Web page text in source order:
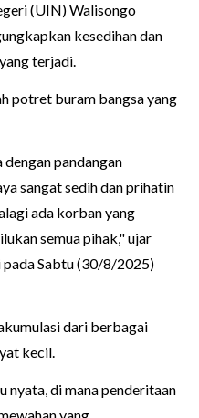
(UIN) Walisongo
kesedihan dan
terjadi.
potret buram bangsa yang
dengan pandangan
sangat sedih dan prihatin
ada korban yang
semua pihak," ujar
Sabtu (30/8/2025)
dari berbagai
kecil.
nyata, di mana penderitaan